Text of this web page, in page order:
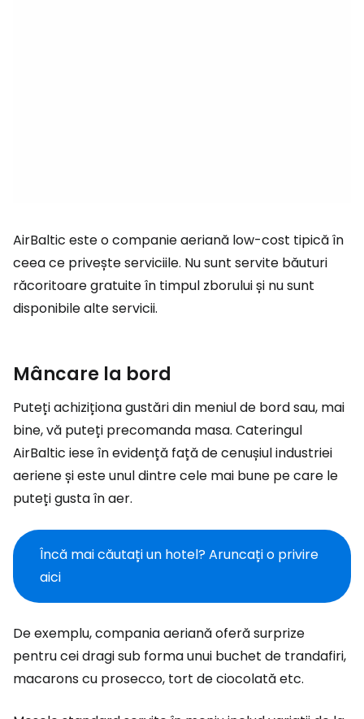
AirBaltic este o companie aeriană low-cost tipică în
ceea ce privește serviciile. Nu sunt servite băuturi
răcoritoare gratuite în timpul zborului și nu sunt
disponibile alte servicii.
Mâncare la bord
Puteți achiziționa gustări din meniul de bord sau, mai
bine, vă puteți precomanda masa. Cateringul
AirBaltic iese în evidență față de cenușiul industriei
aeriene și este unul dintre cele mai bune pe care le
puteți gusta în aer.
Încă mai căutați un hotel? Aruncați o privire
aici
De exemplu, compania aeriană oferă surprize
pentru cei dragi sub forma unui buchet de trandafiri,
macarons cu prosecco, tort de ciocolată etc.